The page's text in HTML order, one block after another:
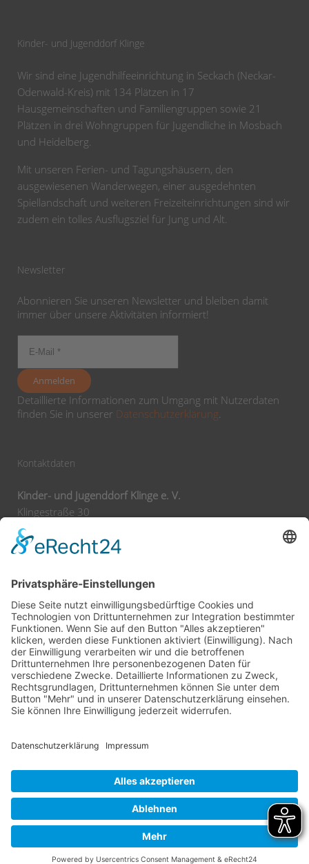
Kinder- und Jugenddorf Klinge
Wir sind eine Jugendhilfeeinrichtung in Seckach (Neckar-
Odenwald-Kreis) mit 134 Plätzen in 17
Hausgemeinschaften und Familiengruppen sowie 21
Plätzen in drei Wohngruppen für Jugendliche in Mosbach
und Heidelberg.
Mit unseren Ferien- und Tagungshäusern, den
ausgewiesenen Wanderwegen, einer ausgedehnten
Spiellandschaft und weiteren Freizeiteinrichtungen sind wir
zudem ein tolles Ausflugsziel für Jung und Alt.
Newsletter
Abonnieren Sie unseren Newsletter und bleiben damit
immer über unsere Aktivitäten informiert!
Detaillierte Informationen zum Umgang mit Nutzerdaten
finden Sie in unserer Datenschutzerklärung.
Kontaktdaten
Kinder- und Jugenddorf Klinge e. V.
Klingestraße 30
74743 Seckach
Tel:
+49 62 92 78 0
E-Mail: info@klinge-seckach.de
Bankverbindung
Sparkasse Neckartal-Odenwald
IBAN: DE63 6745 0048 0004 2031 39
BIC: SOLADES1MOS
© 2024Systemhaus JOAM
Datenschutzerklärung
Impressum